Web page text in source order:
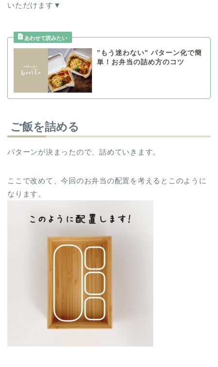
いただけます▼
”もう迷わない” パターン化で簡
単！お弁当の詰め方のコツ
ご飯を詰める
パターンが決まったので、詰めていきます。
ここで改めて、今回のお弁当の配置を考えるとこのように
なります。